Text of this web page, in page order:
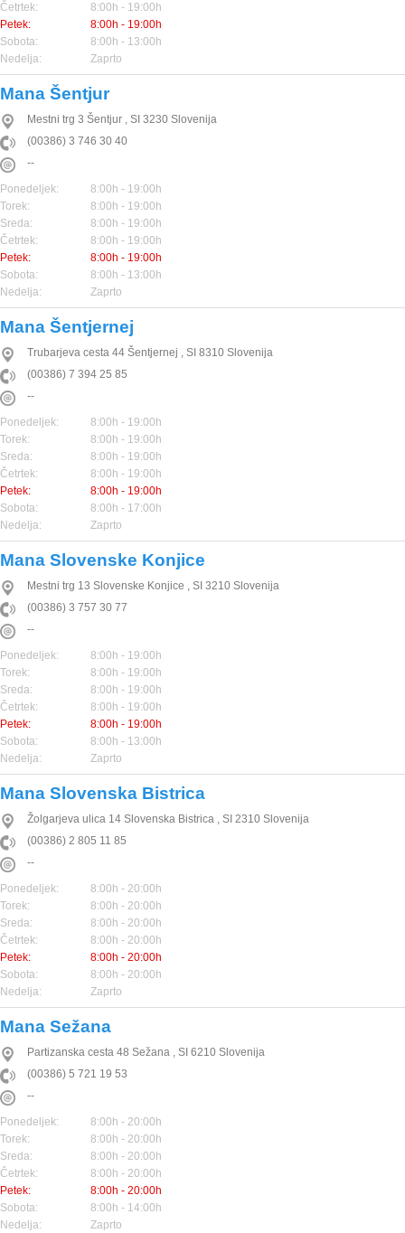
Četrtek:
8:00h - 19:00h
Petek:
8:00h - 19:00h
Sobota:
8:00h - 13:00h
Nedelja:
Zaprto
Mana Šentjur
Mestni trg 3 Šentjur , SI 3230 Slovenija
(00386) 3 746 30 40
--
Ponedeljek:
8:00h - 19:00h
Torek:
8:00h - 19:00h
Sreda:
8:00h - 19:00h
Četrtek:
8:00h - 19:00h
Petek:
8:00h - 19:00h
Sobota:
8:00h - 13:00h
Nedelja:
Zaprto
Mana Šentjernej
Trubarjeva cesta 44 Šentjernej , SI 8310 Slovenija
(00386) 7 394 25 85
--
Ponedeljek:
8:00h - 19:00h
Torek:
8:00h - 19:00h
Sreda:
8:00h - 19:00h
Četrtek:
8:00h - 19:00h
Petek:
8:00h - 19:00h
Sobota:
8:00h - 17:00h
Nedelja:
Zaprto
Mana Slovenske Konjice
Mestni trg 13 Slovenske Konjice , SI 3210 Slovenija
(00386) 3 757 30 77
--
Ponedeljek:
8:00h - 19:00h
Torek:
8:00h - 19:00h
Sreda:
8:00h - 19:00h
Četrtek:
8:00h - 19:00h
Petek:
8:00h - 19:00h
Sobota:
8:00h - 13:00h
Nedelja:
Zaprto
Mana Slovenska Bistrica
Žolgarjeva ulica 14 Slovenska Bistrica , SI 2310 Slovenija
(00386) 2 805 11 85
--
Ponedeljek:
8:00h - 20:00h
Torek:
8:00h - 20:00h
Sreda:
8:00h - 20:00h
Četrtek:
8:00h - 20:00h
Petek:
8:00h - 20:00h
Sobota:
8:00h - 20:00h
Nedelja:
Zaprto
Mana Sežana
Partizanska cesta 48 Sežana , SI 6210 Slovenija
(00386) 5 721 19 53
--
Ponedeljek:
8:00h - 20:00h
Torek:
8:00h - 20:00h
Sreda:
8:00h - 20:00h
Četrtek:
8:00h - 20:00h
Petek:
8:00h - 20:00h
Sobota:
8:00h - 14:00h
Nedelja:
Zaprto